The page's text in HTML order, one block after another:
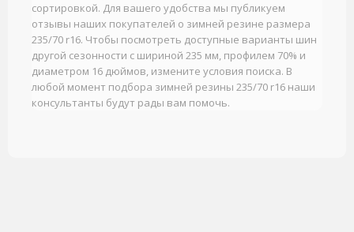
сортировкой. Для вашего удобства мы публикуем
отзывы наших покупателей о зимней резине размера
235/70 r16. Чтобы посмотреть доступные варианты шин
другой сезонности с шириной 235 мм, профилем 70% и
диаметром 16 дюймов, измените условия поиска. В
любой момент подбора зимней резины 235/70 r16 наши
консультанты будут рады вам помочь.